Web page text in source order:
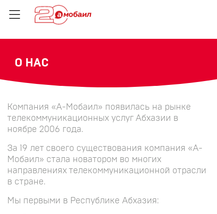
О НАС
Компания «А-Мобаил» появилась на рынке
телекоммуникационных услуг Абхазии в
ноябре 2006 года.
За 19 лет своего существования компания «А-
Мобаил» стала новатором во многих
направлениях телекоммуникационной отрасли
в стране.
Мы первыми в Республике Абхазия: